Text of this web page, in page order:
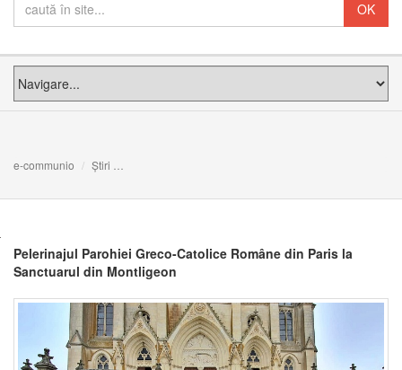
e-communio Știri
Pelerinajul Parohiei Greco-Catolice Române din Paris la
Sanctuarul din Montligeon